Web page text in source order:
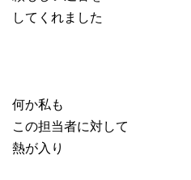
してくれました
何か私も
この担当者に対して
熱が入り